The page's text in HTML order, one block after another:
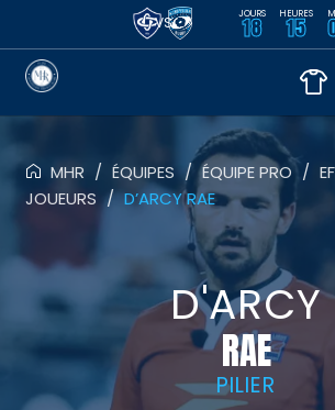
VS JOURS
18 HEURES
15
MHR / ÉQUIPES / ÉQUIPE PRO /
JOUEURS / D’ARCY RAE
D'ARCY
RAE
PILIER